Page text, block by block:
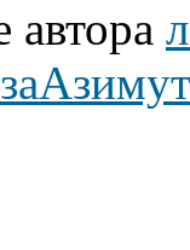
автора